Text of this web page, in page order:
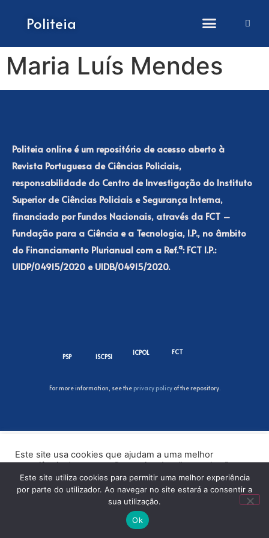
Politeia
Maria Luís Mendes
Politeia online é um repositório de acesso aberto à
Revista Portuguesa de Ciências Policiais,
responsabilidade do Centro de Investigação do Instituto
Superior de Ciências Policiais e Segurança Interna,
financiado por Fundos Nacionais, através da FCT –
Fundação para a Ciência e a Tecnologia, I.P., no âmbito
do Financiamento Plurianual com a Ref.ª: FCT I.P.:
UIDP/04915/2020 e UIDB/04915/2020.
PSP ISCPSI
ICPOL FCT
For more information, see the privacy policyof the repository.
Este site usa cookies que ajudam a uma melhor
experiência de navegação no site. Ao clicar no botão
“Aceitar” ou continuar a visualizar o nosso site, você
concorda com o uso de cookies no nosso site.
Este site utiliza cookies para permitir uma melhor experiência
por parte do utilizador. Ao navegar no site estará a consentir a
sua utilização.
Ok